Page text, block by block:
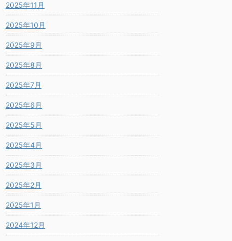
2025年11月
2025年10月
2025年9月
2025年8月
2025年7月
2025年6月
2025年5月
2025年4月
2025年3月
2025年2月
2025年1月
2024年12月